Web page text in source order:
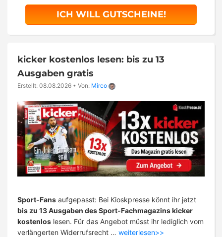
ICH WILL GUTSCHEINE!
kicker kostenlos lesen: bis zu 13
Ausgaben gratis
Erstellt: 08.08.2026 • Von: Mirco
Sport-Fans aufgepasst: Bei Kioskpresse könnt ihr jetzt
bis zu 13 Ausgaben des Sport-Fachmagazins kicker
kostenlos lesen. Für das Angebot müsst ihr lediglich vom
verlängerten Widerrufsrecht … weiterlesen>>